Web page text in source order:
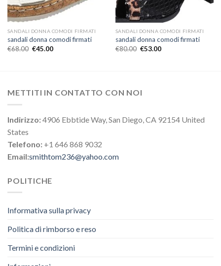
SANDALI DONNA COMODI FIRMATI
sandali donna comodi firmati
€68.00 €45.00
SANDALI DONNA COMODI FIRMATI
sandali donna comodi firmati
€80.00 €53.00
METTITI IN CONTATTO CON NOI
Indirizzo:4906 Ebbtide Way, San Diego, CA 92154 United
States
Telefono: +1 646 868 9032
Email:smithtom236@yahoo.com
POLITICHE
Informativa sulla privacy
Politica di rimborso e reso
Termini e condizioni